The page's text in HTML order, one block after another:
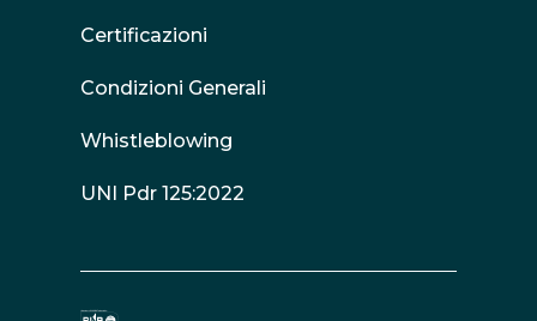
Certificazioni
Condizioni Generali
Whistleblowing
UNI Pdr 125:2022